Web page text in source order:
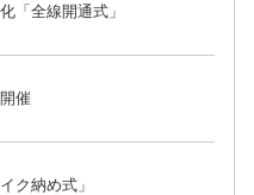
「全線開通式」
催
ク納め式」